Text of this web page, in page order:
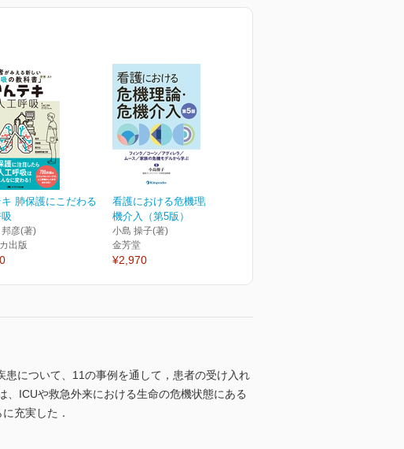
肺保護にこだわる
彦(著)
出版
看護における危機理論・危
機介入（第5版）
小島 操子(著)
金芳堂
¥2,970
について、11の事例を通して，患者の受け入れ
ICUや救急外来における生命の危機状態にある
充実した．